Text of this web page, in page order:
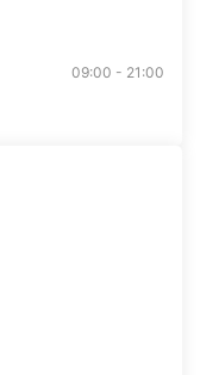
09:00 - 21:00